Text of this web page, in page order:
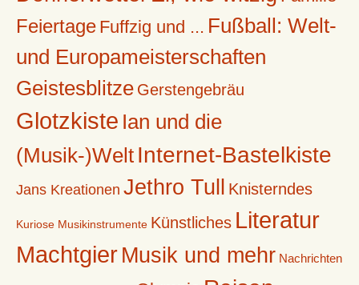
Feiertage Fuffzig und ... Fußball: Welt-
und Europameisterschaften
Geistesblitze Gerstengebräu
Glotzkiste Ian und die
(Musik-)Welt Internet-Bastelkiste
Jans Kreationen Jethro Tull Knisterndes
Kuriose Musikinstrumente Künstliches Literatur
MachtgierMusik und mehr Nachrichten